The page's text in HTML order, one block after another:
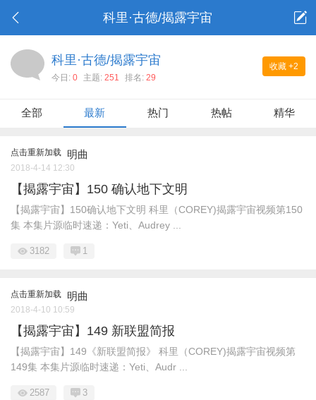
科里·古德/揭露宇宙
收藏 +2
科里·古德/揭露宇宙
今日: 0 主题: 251 排名: 29
全部 最新 热门 热帖 精华
点击重新加载 明曲
2018-4-14 12:30
【揭露宇宙】150 确认地下文明
【揭露宇宙】150确认地下文明 科里（COREY)揭露宇宙视频第150
集 本集片源临时速递：Yeti、Audrey ...
3182 1
点击重新加载 明曲
2018-4-10 10:59
【揭露宇宙】149 新联盟简报
【揭露宇宙】149《新联盟简报》 科里（COREY)揭露宇宙视频第
149集 本集片源临时速递：Yeti、Audr ...
2587 3